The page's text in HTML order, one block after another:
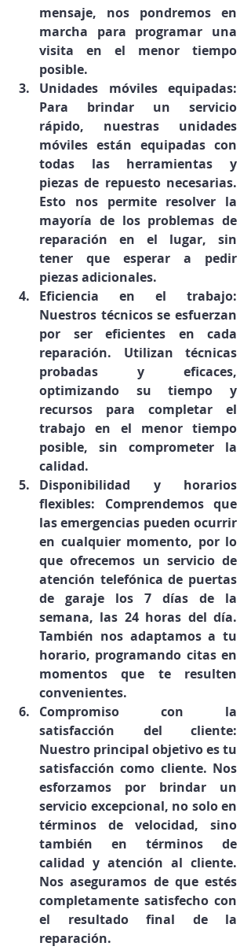
mensaje, nos pondremos en
marcha para programar una
visita en el menor tiempo
posible.
Unidades móviles equipadas:
Para brindar un servicio
rápido, nuestras unidades
móviles están equipadas con
todas las herramientas y
piezas de repuesto necesarias.
Esto nos permite resolver la
mayoría de los problemas de
reparación en el lugar, sin
tener que esperar a pedir
piezas adicionales.
Eficiencia en el trabajo:
Nuestros técnicos se esfuerzan
por ser eficientes en cada
reparación. Utilizan técnicas
probadas y eficaces,
optimizando su tiempo y
recursos para completar el
trabajo en el menor tiempo
posible, sin comprometer la
calidad.
Disponibilidad y horarios
flexibles: Comprendemos que
las emergencias pueden ocurrir
en cualquier momento, por lo
que ofrecemos un servicio de
atención telefónica de puertas
de garaje los 7 días de la
semana, las 24 horas del día.
También nos adaptamos a tu
horario, programando citas en
momentos que te resulten
convenientes.
Compromiso con la
satisfacción del cliente:
Nuestro principal objetivo es tu
satisfacción como cliente. Nos
esforzamos por brindar un
servicio excepcional, no solo en
términos de velocidad, sino
también en términos de
calidad y atención al cliente.
Nos aseguramos de que estés
completamente satisfecho con
el resultado final de la
reparación.